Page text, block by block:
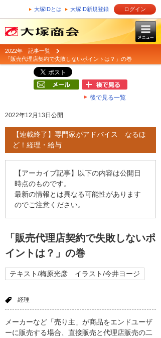
大塚IDとは 大塚ID新規登録 ログイン
2022年 記事一覧
「販売代理店契約で失敗しないポイントは？」の巻
後で見る一覧
2022年12月13日公開
【連載終了】専門家がアドバイス なるほ
ど！経理・給与
【アーカイブ記事】以下の内容は公開日
時点のものです。
最新の情報とは異なる可能性があります
のでご注意ください。
「販売代理店契約で失敗しないポ
イントは？」の巻
テキスト/梅原光彦 イラスト/今井ヨージ
経理
メーカーなど「売り主」が商品をエンドユーザ
ーに販売する場合、直接販売と代理店販売の二